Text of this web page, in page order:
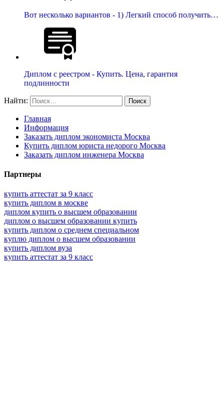
Вот несколько вариантов - 1) Легкий способ получить…
Диплом с реестром - Купить. Цена, гарантия
подлинности
Найти:
Главная
Информация
Заказать диплом экономиста Москва
Купить диплом юриста недорого Москва
Заказать диплом инженера Москва
Партнеры
купить аттестат за 9 класс
купить диплом в москве
диплом купить о высшем образовании
диплом о высшем образовании купить
купить диплом о среднем специальном
куплю диплом о высшем образовании
купить диплом вуза
купить аттестат за 9 класс